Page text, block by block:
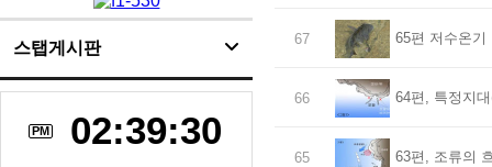
스탭게시판
PM 02:39:30
67 65편 저수온기
66 64편, 특정지
65 63편, 조류의